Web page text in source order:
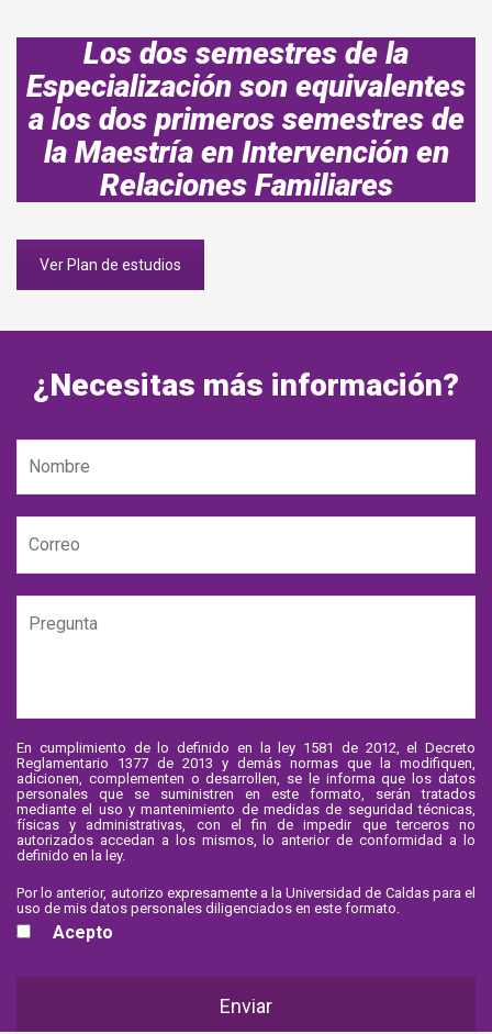
Los dos semestres de la
Especialización son equivalentes
a los dos primeros semestres de
la Maestría en Intervención en
Relaciones Familiares
Ver Plan de estudios
¿Necesitas más información?
En cumplimiento de lo definido en la ley 1581 de 2012, el Decreto
Reglamentario 1377 de 2013 y demás normas que la modifiquen,
adicionen, complementen o desarrollen, se le informa que los datos
personales que se suministren en este formato, serán tratados
mediante el uso y mantenimiento de medidas de seguridad técnicas,
físicas y administrativas, con el fin de impedir que terceros no
autorizados accedan a los mismos, lo anterior de conformidad a lo
definido en la ley.
Por lo anterior, autorizo expresamente a la Universidad de Caldas para el
uso de mis datos personales diligenciados en este formato.
Acepto